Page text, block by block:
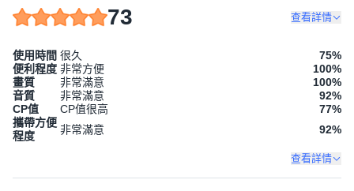
73 查看詳情
使用時間 很久 75%
便利程度 非常方便 100%
畫質
非常滿意 100%
音質
非常滿意 92%
CP值
CP值很高 77%
攜帶方便
程度
非常滿意 92%
查看詳情